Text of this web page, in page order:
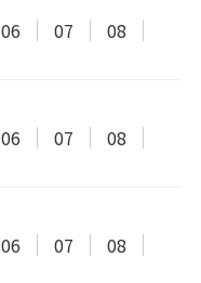
06 07
08
06 07
08
06 07
08